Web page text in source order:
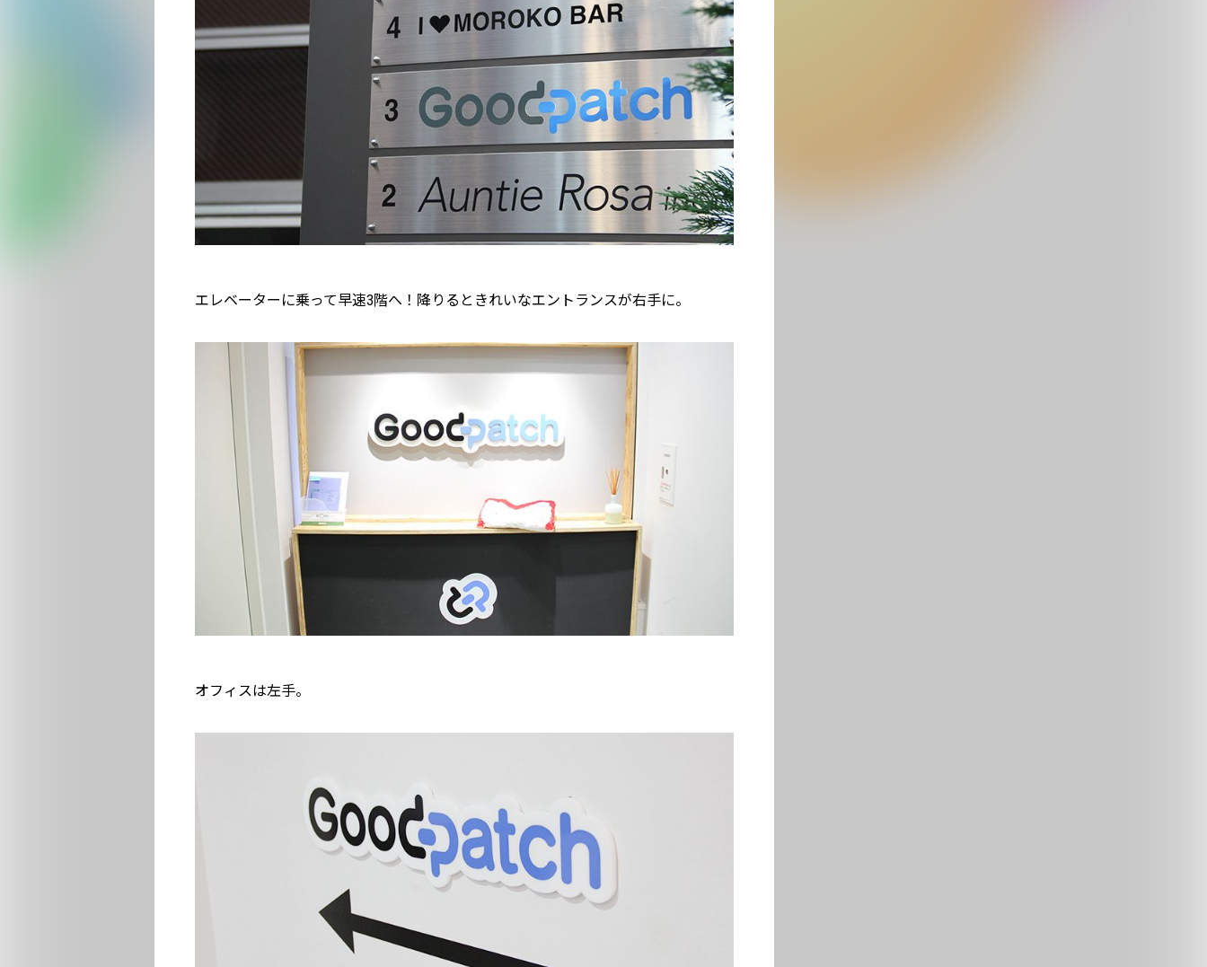
エレベーターに乗って早速3階へ！降りるときれいなエントランスが右手に。
オフィスは左手。